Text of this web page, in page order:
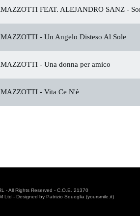
FEAT. ALEJANDRO SANZ -
- Un Angelo Disteso Al Sole
- Una donna per amico
- Vita Ce N'è
- All Rights Reserved - C.O.E. 21370
Ltd - Designed by Patrizio Squeglia (yoursmile.it)